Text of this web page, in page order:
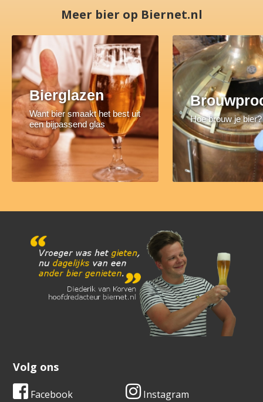
Meer bier op Biernet.nl
Bierglazen
Want bier smaakt het best uit
een bijpassend glas
Hoe brouw je bier?
Volg ons
Facebook Instagram